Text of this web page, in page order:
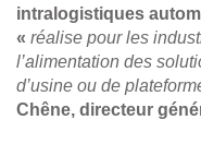
intralogistiques
« réalise pour les
l’alimentation des
d’usine ou de
Chêne, directeur